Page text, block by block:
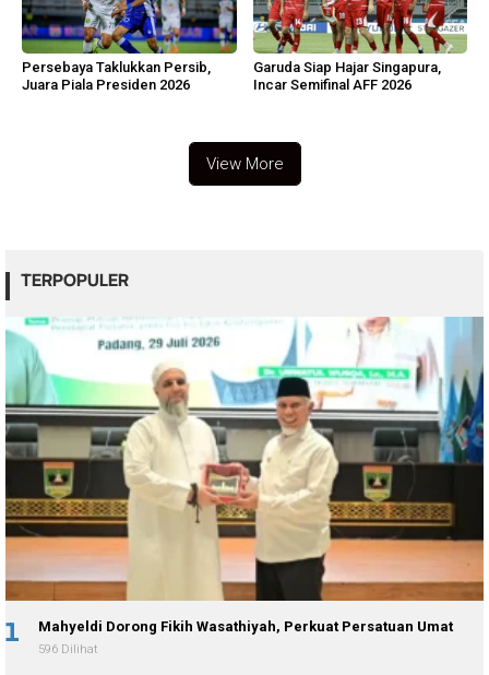
Persebaya Taklukkan Persib,
Juara Piala Presiden 2026
Garuda Siap Hajar Singapura,
Incar Semifinal AFF 2026
View More
TERPOPULER
1 Mahyeldi Dorong Fikih Wasathiyah, Perkuat Persatuan Umat
596 Dilihat